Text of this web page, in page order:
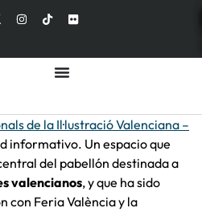
de la Il·lustració Valenciana –
informativo. Un espacio que
del pabellón destinada a
valencianos, y que ha sido
con Feria València y la